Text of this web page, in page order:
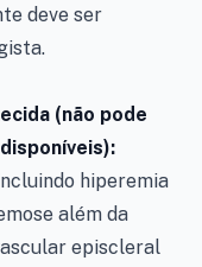
deve ser
(não pode
hiperemia
além da
episcleral